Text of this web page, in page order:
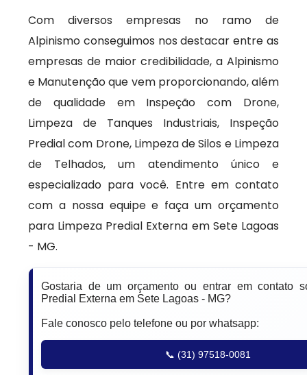
Com diversos empresas no ramo de
Alpinismo conseguimos nos destacar entre as
empresas de maior credibilidade, a Alpinismo
e Manutenção que vem proporcionando, além
de qualidade em Inspeção com Drone,
Limpeza de Tanques Industriais, Inspeção
Predial com Drone, Limpeza de Silos e Limpeza
de Telhados, um atendimento único e
especializado para você. Entre em contato
com a nossa equipe e faça um orçamento
para Limpeza Predial Externa em Sete Lagoas
- MG.
Gostaria de um orçamento ou entrar em contato
Predial Externa em Sete Lagoas - MG?
Fale conosco pelo telefone ou por whatsapp:
📞 (31) 97518-0081